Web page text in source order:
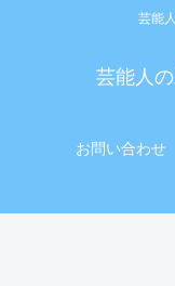
芸能
芸能人
お問い合わせ